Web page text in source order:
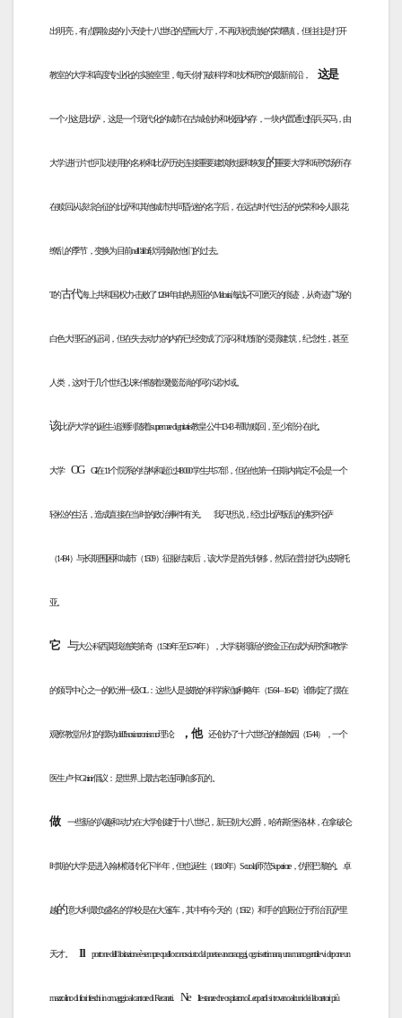
出明亮，有点厚脸皮的小天使十八世纪的壁画大厅，不再庆祝贵族的荣耀镇，但往往是打开
教室的大学和高度专业化的实验室里，每天你打破科学和技术研究的最新前沿， 这是
一个小这是比萨，这是一个现代化的城市在古城创办和校园内存，一块内置通过招兵买马，由
大学进行片也可以使用的名称和比萨历史连接重要建筑救援和恢复的重要大学和研究场所存
在赎回从该综合征的比萨和其他城市共同昏迷的名字后，在远古时代生活的光荣和令人眼花
缭乱的季节，变换为目前nell’alibi软弱涣散他们的过去。
T的古代海上共和国权力-击败了1284年由热那亚的Meloria海战-不可磨灭的痕迹，从奇迹广场的
白色大理石的证词，但在失去动力的内存已经变成了沉闷和忧郁的浸渍建筑，纪念性，甚至
人类，这对于几个世纪以来伴随着缓慢流淌的阿尔诺水域。
该比萨大学的诞生-追溯到随着supremae dignitatis教皇公牛1343 -帮助赎回，至少部分在此。
大学 OG GI在11个院系的结构和超过48000学生共57部，但在他第一任期内肯定不会是一个
轻松的生活，造成直接在当时的政治事件有关。 我只想说，经过比萨叛乱的佛罗伦萨
（1494）与长期围困和城市（1509）征服结束后，该大学是首先转移，然后在普拉托为皮斯托
亚。
它 与大公科西莫我德美第奇（1519年至1574年），大学获得新的资金正在成为研究和教学
的领导中心之一的欧洲一级OL：这些人是披散的科学家伽利略年（1564 – 1642）谁制定了摆在
观察教堂吊灯的摆动dell’isosincronismo理论 ，他 还创办了十六世纪的植物园（1544），一个
医生卢卡Ghini倡议：是世界上最古老连同帕多瓦的。
做 一些新的兴趣和动力在大学创建于十八世纪，新王朝大公爵，哈布斯堡-洛林，在拿破仑
时期的大学是进入翰林院转化下半年，但也诞生（1810年）Scuola师范Superiore，仿照巴黎的。卓
越的意大利最负盛名的学校是在大篷车，其中有今天的（1562）和手的宫殿位于乔治瓦萨里
天才。 Il portone dell’abitazione è sempre quello conosciuto dal poeta e ancora oggi, ogni settimana, una mano gentile vi depone un
mazzolino di fiori freschi in omaggio al cantore di Recanati. Ne lle stanze che ospitarono Leopardi si trovano alcuni dei laboratori più